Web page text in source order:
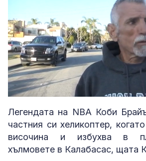
Unmute Loaded
28.63%
Легендата на NBA Коби
частния си хеликоптер,
височина и избухва в
хълмовете в Калабасас, щата